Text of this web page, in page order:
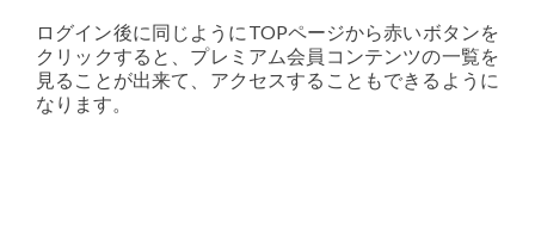
ログイン後に同じようにTOPページから赤いボタンを
クリックすると、プレミアム会員コンテンツの一覧を
見ることが出来て、アクセスすることもできるように
なります。